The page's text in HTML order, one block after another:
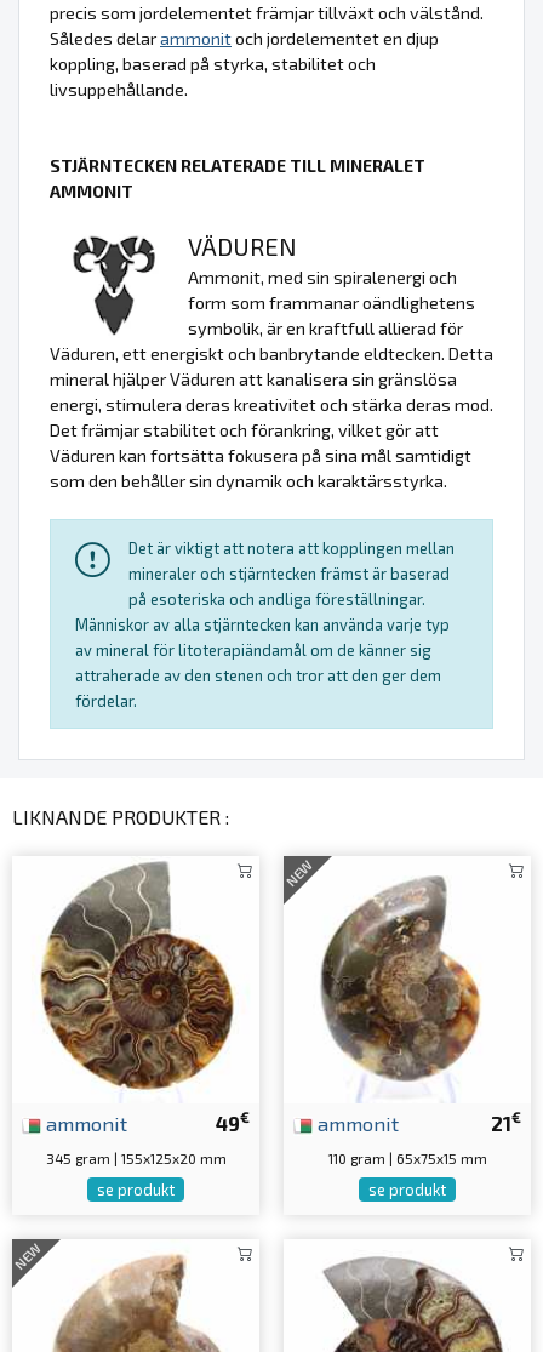
precis som jordelementet främjar tillväxt och välstånd.
Således delarammonitoch jordelementet en djup
koppling, baserad på styrka, stabilitet och
livsuppehållande.
STJÄRNTECKEN RELATERADE TILL MINERALET
AMMONIT
VÄDUREN
Ammonit, med sin spiralenergi och
form som frammanar oändlighetens
symbolik, är en kraftfull allierad för
Väduren, ett energiskt och banbrytande eldtecken. Detta
mineral hjälper Väduren att kanalisera sin gränslösa
energi, stimulera deras kreativitet och stärka deras mod.
Det främjar stabilitet och förankring, vilket gör att
Väduren kan fortsätta fokusera på sina mål samtidigt
som den behåller sin dynamik och karaktärsstyrka.
Det är viktigt att notera att kopplingen mellan
mineraler och stjärntecken främst är baserad
på esoteriska och andliga föreställningar.
Människor av alla stjärntecken kan använda varje typ
av mineral för litoterapiändamål om de känner sig
attraherade av den stenen och tror att den ger dem
fördelar.
LIKNANDE PRODUKTER :
49€
ammonit
345 gram | 155x125x20 mm
se produkt
NEW
21€
ammonit
110 gram | 65x75x15 mm
se produkt
NEW